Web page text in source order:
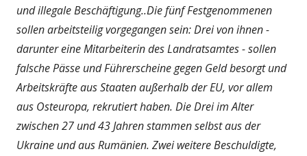
und illegale Beschäftigung..Die fünf Festgenommenen
sollen arbeitsteilig vorgegangen sein: Drei von ihnen -
darunter eine Mitarbeiterin des Landratsamtes - sollen
falsche Pässe und Führerscheine gegen Geld besorgt und
Arbeitskräfte aus Staaten außerhalb der EU, vor allem
aus Osteuropa, rekrutiert haben. Die Drei im Alter
zwischen 27 und 43 Jahren stammen selbst aus der
Ukraine und aus Rumänien. Zwei weitere Beschuldigte,